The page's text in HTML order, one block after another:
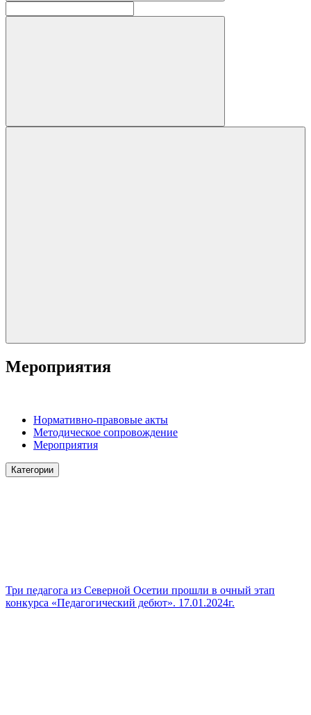
Мероприятия
Нормативно-правовые акты
Методическое сопровождение
Мероприятия
Категории
Три педагога из Северной Осетии прошли в очный этап
конкурса «Педагогический дебют». 17.01.2024г.